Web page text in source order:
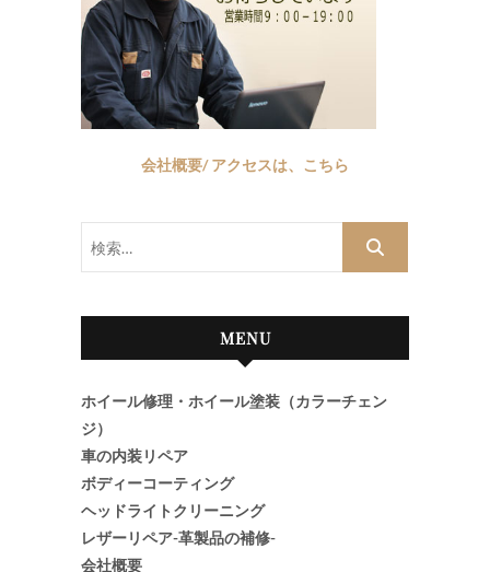
会社概要/ アクセスは、こちら
MENU
ホイール修理・ホイール塗装（カラーチェン
ジ）
車の内装リペア
ボディーコーティング
ヘッドライトクリーニング
レザーリペア-革製品の補修-
会社概要